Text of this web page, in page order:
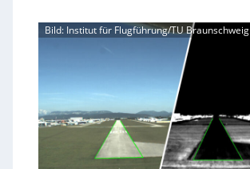
r
a
M
h
u
D
Bild: Institut für Flugführung/TU Braunschweig